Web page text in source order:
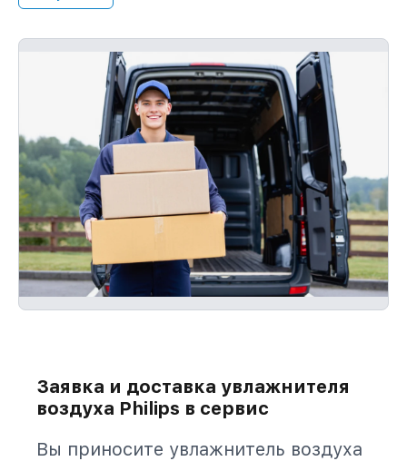
Заявка и доставка увлажнителя
воздуха Philips в сервис
Вы приносите увлажнитель воздуха